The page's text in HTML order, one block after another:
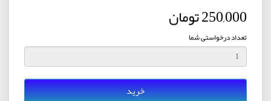
250,000 تومان
تعداد درخواستی شما
خرید